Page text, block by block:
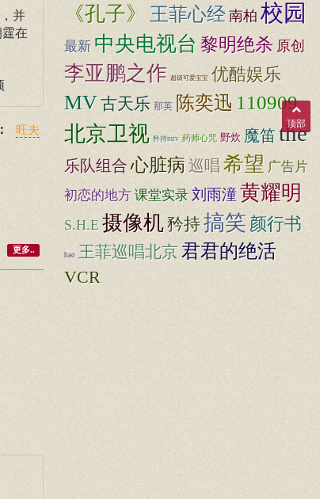
并
在
旺夫
更多..
《孔子》 王菲心经 南柏 校园
最新 中央电视台 黎明绝杀 原创
李亚鹏之作 超级可爱宝宝 优酷娱乐
MV古天乐 那英 陈奕迅 110909
北京卫视 矜持mtv 药师心咒 野炊 魔笛the
乐队组合心脏病巡唱希望 广告片
初恋的地方 课堂实录 刘雨潼黄耀明
S.H.E 摄像机矜持搞笑 颜行书
hao 王菲巡唱北京君君的绝活
VCR
顶部